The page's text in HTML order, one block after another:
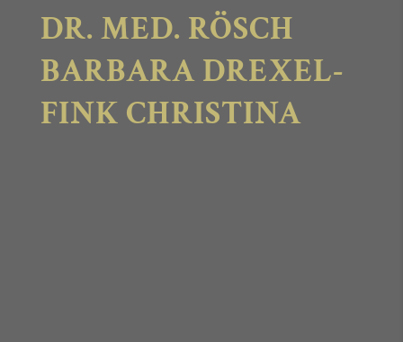
DR. MED. RÖSCH
BARBARA DREXEL-
FINK CHRISTINA